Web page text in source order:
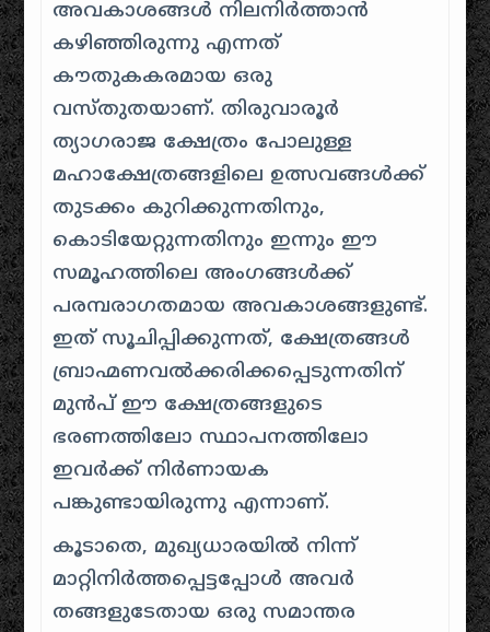
അവകാശങ്ങൾ നിലനിർത്താൻ
കഴിഞ്ഞിരുന്നു എന്നത്
കൗതുകകരമായ ഒരു
വസ്തുതയാണ്. തിരുവാരൂർ
ത്യാഗരാജ ക്ഷേത്രം പോലുള്ള
മഹാക്ഷേത്രങ്ങളിലെ ഉത്സവങ്ങൾക്ക്
തുടക്കം കുറിക്കുന്നതിനും,
കൊടിയേറ്റുന്നതിനും ഇന്നും ഈ
സമൂഹത്തിലെ അംഗങ്ങൾക്ക്
പരമ്പരാഗതമായ അവകാശങ്ങളുണ്ട്.
ഇത് സൂചിപ്പിക്കുന്നത്, ക്ഷേത്രങ്ങൾ
ബ്രാഹ്മണവൽക്കരിക്കപ്പെടുന്നതിന്
മുൻപ് ഈ ക്ഷേത്രങ്ങളുടെ
ഭരണത്തിലോ സ്ഥാപനത്തിലോ
ഇവർക്ക് നിർണായക
പങ്കുണ്ടായിരുന്നു എന്നാണ്.
കൂടാതെ, മുഖ്യധാരയിൽ നിന്ന്
മാറ്റിനിർത്തപ്പെട്ടപ്പോൾ അവർ
തങ്ങളുടേതായ ഒരു സമാന്തര